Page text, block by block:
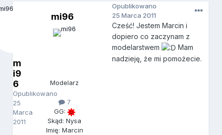
m
i9
6
Opublikowano
25
Marca
2011
mi96
Modelarz
7
GG:
Skąd: Nysa
Imię: Marcin
Opublikowano
25 Marca 2011
Cześć! Jestem Marcin i
dopiero co zaczynam z
modelarstwem
Mam
nadzieję, że mi pomożecie.